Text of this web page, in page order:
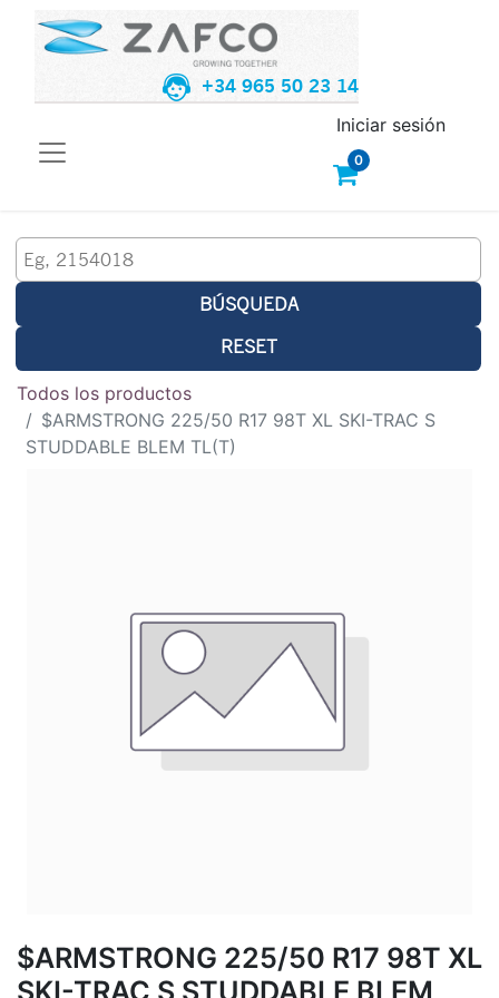
+34 965 50 23 14
0
Iniciar sesión
BÚSQUEDA
RESET
Todos los productos
$ARMSTRONG 225/50 R17 98T XL SKI-TRAC S
STUDDABLE BLEM TL(T)
$ARMSTRONG 225/50 R17 98T XL
SKI-TRAC S STUDDABLE BLEM